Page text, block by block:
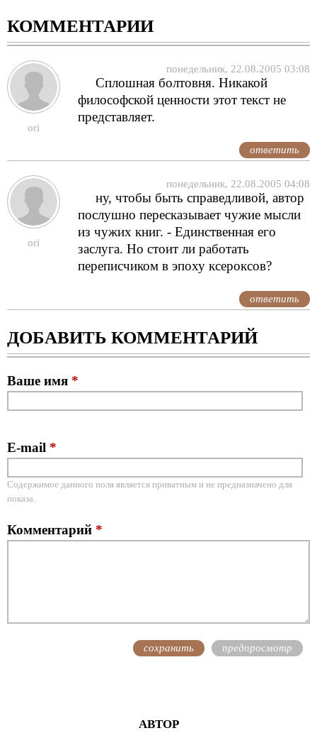
КОММЕНТАРИИ
ori
понедельник, 22.08.2005 03:08
Сплошная болтовня. Никакой
философской ценности этот текст не
представляет.
ответить
ori
понедельник, 22.08.2005 04:08
ну, чтобы быть справедливой, автор
послушно пересказывает чужие мысли
из чужих книг. - Единственная его
заслуга. Но стоит ли работать
переписчиком в эпоху ксероксов?
ответить
ДОБАВИТЬ КОММЕНТАРИЙ
Ваше имя *
E-mail *
Содержимое данного поля является приватным и не предназначено для
показа.
Комментарий *
АВТОР